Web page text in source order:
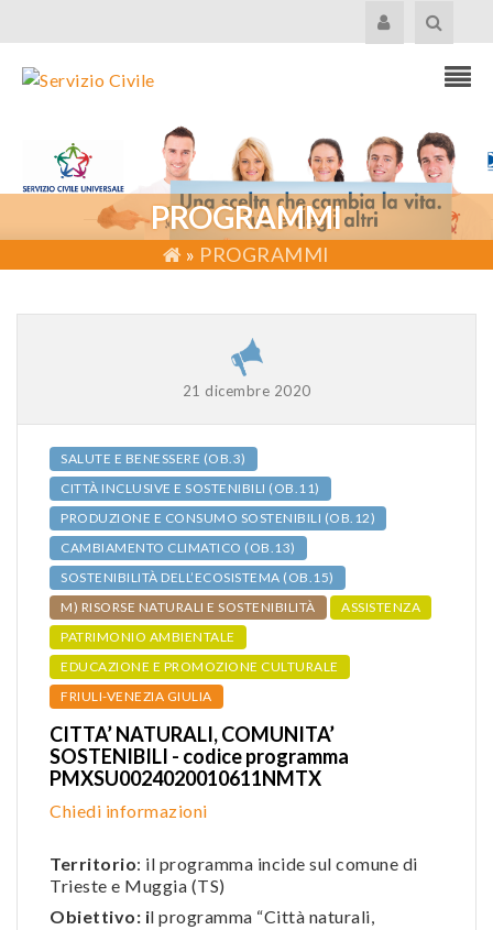
PROGRAMMI
» PROGRAMMI
21 dicembre 2020
SALUTE E BENESSERE (OB.3)
CITTÀ INCLUSIVE E SOSTENIBILI (OB.11)
PRODUZIONE E CONSUMO SOSTENIBILI (OB.12)
CAMBIAMENTO CLIMATICO (OB.13)
SOSTENIBILITÀ DELL’ECOSISTEMA (OB.15)
M) RISORSE NATURALI E SOSTENIBILITÀ
ASSISTENZA
PATRIMONIO AMBIENTALE
EDUCAZIONE E PROMOZIONE CULTURALE
FRIULI-VENEZIA GIULIA
CITTA’ NATURALI, COMUNITA’
SOSTENIBILI - codice programma
PMXSU0024020010611NMTX
Chiedi informazioni
Territorio: il programma incide sul comune di
Trieste e Muggia (TS)
Obiettivo: il programma “Città naturali,